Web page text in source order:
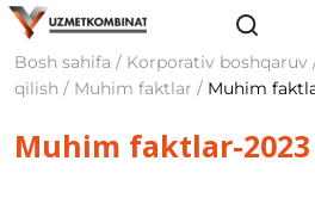
Bosh sahifa / Korporativ
qilish / Muhim faktlar / Muhim
Muhim faktlar-2023